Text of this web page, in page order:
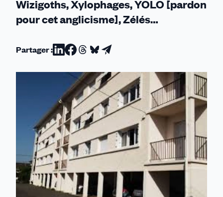
Wizigoths, Xylophages, YOLO [pardon
pour cet anglicisme], Zélés…
Partager :Partager
sur
Linkedin
Partager
sur
Facebook
Partager
sur
Threads
Partager
sur
Bluesky
Partager
par
email